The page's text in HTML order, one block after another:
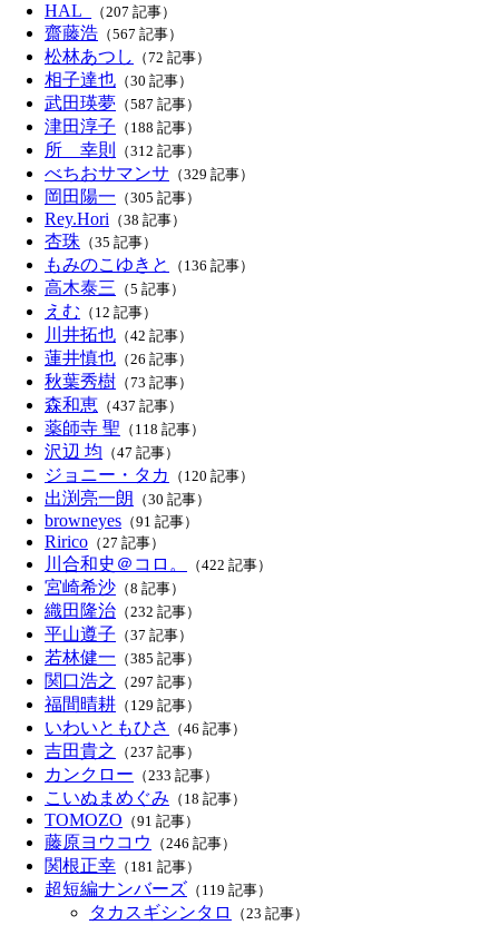
HAL_ （207 記事）
齋藤浩 （567 記事）
松林あつし （72 記事）
相子達也 （30 記事）
武田瑛夢 （587 記事）
津田淳子 （188 記事）
所 幸則 （312 記事）
べちおサマンサ （329 記事）
岡田陽一 （305 記事）
Rey.Hori （38 記事）
杏珠 （35 記事）
もみのこゆきと （136 記事）
高木泰三 （5 記事）
えむ （12 記事）
川井拓也 （42 記事）
蓮井慎也 （26 記事）
秋葉秀樹 （73 記事）
森和恵 （437 記事）
薬師寺 聖 （118 記事）
沢辺 均 （47 記事）
ジョニー・タカ （120 記事）
出渕亮一朗 （30 記事）
browneyes （91 記事）
Ririco （27 記事）
川合和史＠コロ。 （422 記事）
宮崎希沙 （8 記事）
織田隆治 （232 記事）
平山遵子 （37 記事）
若林健一 （385 記事）
関口浩之 （297 記事）
福間晴耕 （129 記事）
いわいともひさ （46 記事）
吉田貴之 （237 記事）
カンクロー （233 記事）
こいぬまめぐみ （18 記事）
TOMOZO （91 記事）
藤原ヨウコウ （246 記事）
関根正幸 （181 記事）
超短編ナンバーズ （119 記事）
タカスギシンタロ （23 記事）